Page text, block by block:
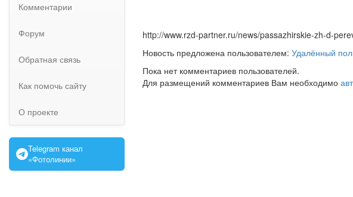
Комментарии
Форум
Обратная связь
Как помочь сайту
О проекте
Telegram канал
«Фотолинии»
http://www.rzd-partner.ru/news/passazhirskie-zh-d-
Новость предложена пользователем: Удалённый
Пока нет комментариев пользователей.
Для размещений комментариев Вам необходимо